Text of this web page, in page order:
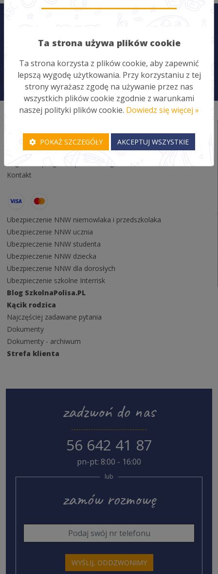
Polityka prywatności
Regulamin serwisu
Kontakt
Ubezpieczenie NNW niemowlaka i przedszkolaka
Ubezpieczenie NNW ucznia
Ubezpieczenie NNW studenta
Ubezpieczenie NNW dziecka
Ubezpieczenie NNW dla dorosłych
Ubezpieczenie szkolne Interrisk
Blog SzkolnaPolisa.PL
Kącik rodzica
Najczęściej zadawane pytania
Dokumenty
Dokumenty - archiwum
Strefa klienta
zadzwoń do nas
56 642 41 87
pn-pt: 8:00 - 16:00
lub
zamów rozmowę
WYŚLIJ, ODDZWONIMY
Ta strona używa plików cookie
Ta strona korzysta z plików cookie, aby zapewnić
lepszą wygodę użytkowania. Przy korzystaniu z tej
strony wyrażasz zgodę na używanie przez nas
wszystkich plików cookie zgodnie z warunkami
naszej polityki plików cookie. Dowiedz się więcej »
POKAŻ SZCZEGÓŁY AKCEPTUJ WSZYSTKIE